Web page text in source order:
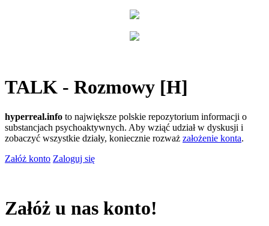
TALK - Rozmowy [H]
hyperreal.info to największe polskie repozytorium informacji o
substancjach psychoaktywnych. Aby wziąć udział w dyskusji i
zobaczyć wszystkie działy, koniecznie rozważ założenie konta.
Załóż konto Zaloguj się
Załóż u nas konto!